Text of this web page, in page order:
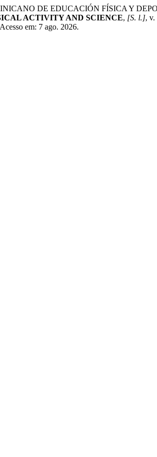
DE EDUCACIÓN FÍSICA Y
ACTIVITY AND SCIENCE, [S. l.],
em: 7 ago. 2026.